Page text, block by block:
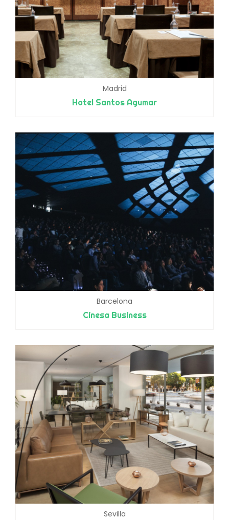
Madrid
Hotel Santos Agumar
Barcelona
Cinesa Business
Sevilla